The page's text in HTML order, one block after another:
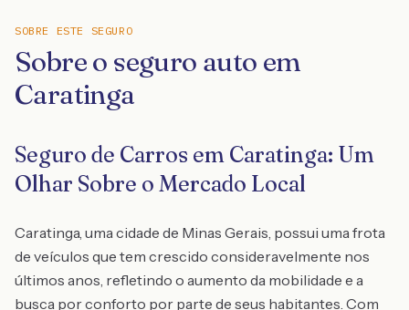
SOBRE ESTE SEGURO
Sobre o seguro auto em
Caratinga
Seguro de Carros em Caratinga: Um
Olhar Sobre o Mercado Local
Caratinga, uma cidade de Minas Gerais, possui uma frota
de veículos que tem crescido consideravelmente nos
últimos anos, refletindo o aumento da mobilidade e a
busca por conforto por parte de seus habitantes. Com